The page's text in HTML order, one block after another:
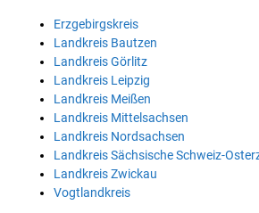
Erzgebirgskreis
Landkreis Bautzen
Landkreis Görlitz
Landkreis Leipzig
Landkreis Meißen
Landkreis Mittelsachsen
Landkreis Nordsachsen
Landkreis Sächsische Schweiz-
Landkreis Zwickau
Vogtlandkreis